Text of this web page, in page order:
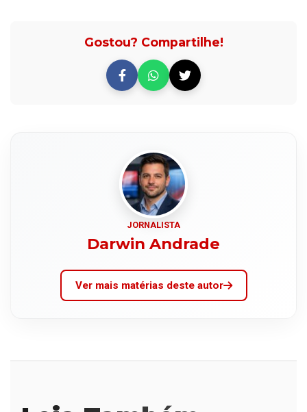
Gostou? Compartilhe!
JORNALISTA
Darwin Andrade
Ver mais matérias deste autor